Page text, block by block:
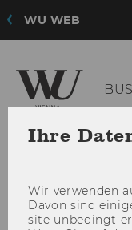
WU WEB
Ihre
Wir ver­wen­den
Davon sind
site un­be­dingt